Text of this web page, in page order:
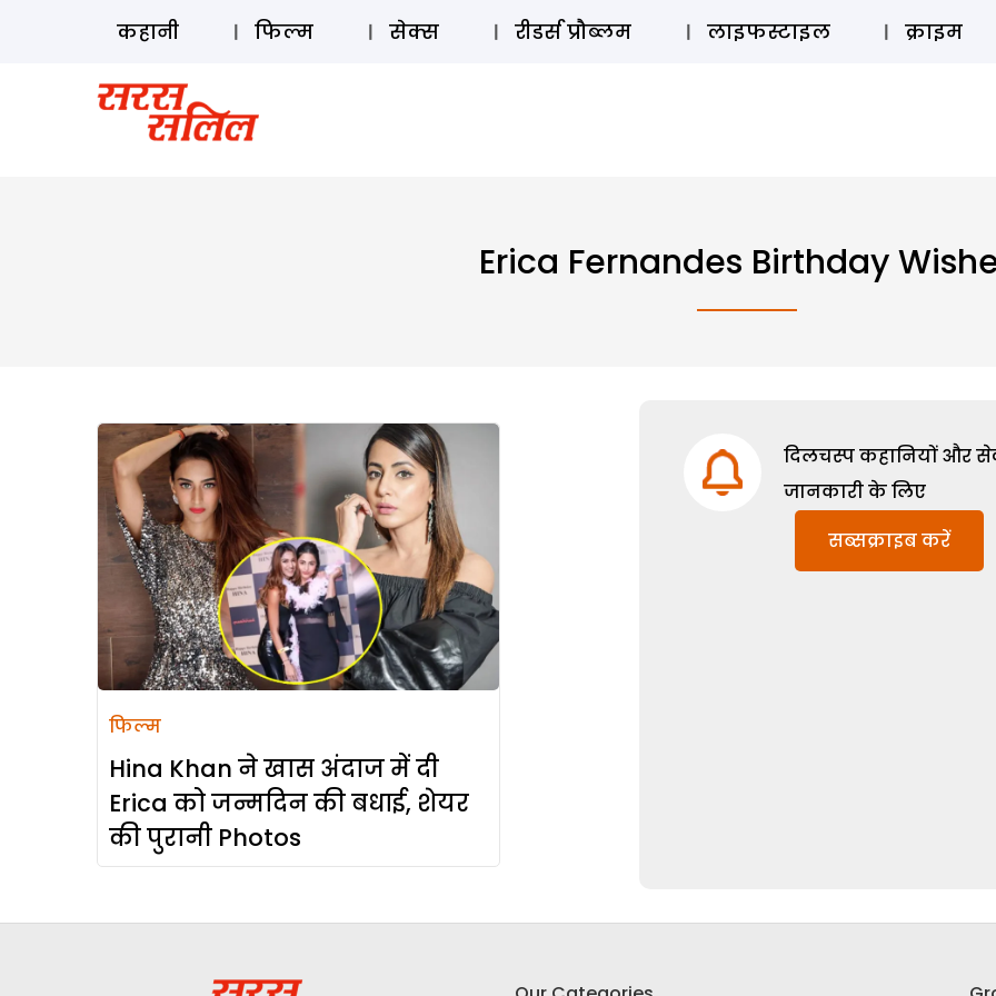
ऑडियो
कहानी फिल्म सेक्स रीडर्स प्रौब्लम लाइफस्टाइल क्राइम
Erica Fernandes Birthday
फिल्म
Hina Khan ने खास अंदाज में दी
Erica को जन्मदिन की बधाई, शेयर
की पुरानी Photos
दिलचस्प कहानियों और
जानकारी के लिए
सब्सक्राइब करें